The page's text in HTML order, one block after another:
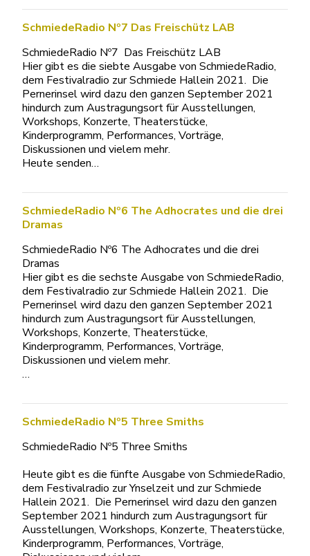
SchmiedeRadio Nº7 Das Freischütz LAB
SchmiedeRadio Nº7 Das Freischütz LAB
Hier gibt es die siebte Ausgabe von SchmiedeRadio,
dem Festivalradio zur Schmiede Hallein 2021. Die
Pernerinsel wird dazu den ganzen September 2021
hindurch zum Austragungsort für Ausstellungen,
Workshops, Konzerte, Theaterstücke,
Kinderprogramm, Performances, Vorträge,
Diskussionen und vielem mehr.
Heute senden…
SchmiedeRadio Nº6 The Adhocrates und die drei
Dramas
SchmiedeRadio Nº6 The Adhocrates und die drei
Dramas
Hier gibt es die sechste Ausgabe von SchmiedeRadio,
dem Festivalradio zur Schmiede Hallein 2021. Die
Pernerinsel wird dazu den ganzen September 2021
hindurch zum Austragungsort für Ausstellungen,
Workshops, Konzerte, Theaterstücke,
Kinderprogramm, Performances, Vorträge,
Diskussionen und vielem mehr.
…
SchmiedeRadio Nº5 Three Smiths
SchmiedeRadio Nº5 Three Smiths
Heute gibt es die fünfte Ausgabe von SchmiedeRadio,
dem Festivalradio zur Ynselzeit und zur Schmiede
Hallein 2021. Die Pernerinsel wird dazu den ganzen
September 2021 hindurch zum Austragungsort für
Ausstellungen, Workshops, Konzerte, Theaterstücke,
Kinderprogramm, Performances, Vorträge,